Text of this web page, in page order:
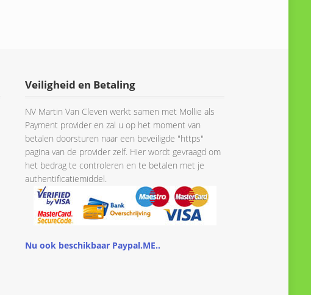
Veiligheid en Betaling
NV Martin Van Cleven werkt samen met Mollie als
Payment provider en zal u op het moment van
betalen doorsturen naar een beveiligde "https"
pagina van de provider zelf. Hier wordt gevraagd om
het bedrag te controleren en te betalen met je
authentificatiemiddel.
Nu ook beschikbaar Paypal.ME..